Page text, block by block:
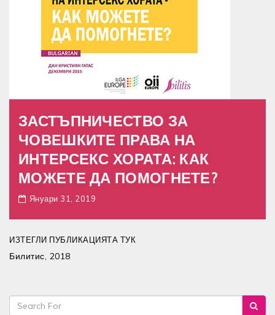
ЗАСТЪПНИЧЕСТВО ЗА
ЧОВЕШКИТЕ ПРАВА НА
ИНТЕРСЕКС ХОРАТА: КАК
МОЖЕТЕ ДА ПОМОГНЕТЕ?
Януари 31, 2019
ИЗТЕГЛИ ПУБЛИКАЦИЯТА ТУК
Билитис, 2018